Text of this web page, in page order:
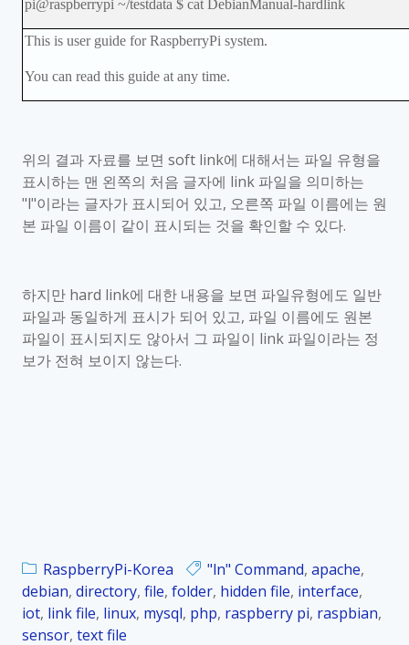
pi@raspberrypi ~/testdata $ cat DebianManual-hardlink
This is user guide for RaspberryPi system.
You can read this guide at any time.
위의 결과 자료를 보면 soft link에 대해서는 파일 유형을
표시하는 맨 왼쪽의 처음 글자에 link 파일을 의미하는
"l"이라는 글자가 표시되어 있고, 오른쪽 파일 이름에는 원
본 파일 이름이 같이 표시되는 것을 확인할 수 있다.
하지만 hard link에 대한 내용을 보면 파일유형에도 일반
파일과 동일하게 표시가 되어 있고, 파일 이름에도 원본
파일이 표시되지도 않아서 그 파일이 link 파일이라는 정
보가 전혀 보이지 않는다.
RaspberryPi-Korea "ln" Command, apache,
debian, directory, file, folder, hidden file, interface,
iot, link file, linux, mysql, php, raspberry pi, raspbian,
sensor, text file